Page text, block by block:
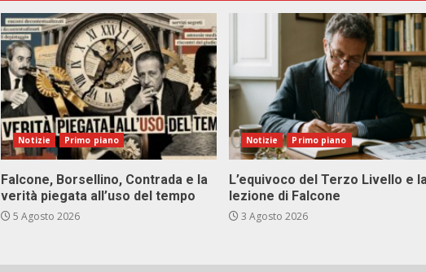
Notizie Primo piano
Falcone, Borsellino, Contrada e la
verità piegata all’uso del tempo
5 Agosto 2026
Notizie Primo piano
L’equivoco del Terzo Livello e
lezione di Falcone
3 Agosto 2026